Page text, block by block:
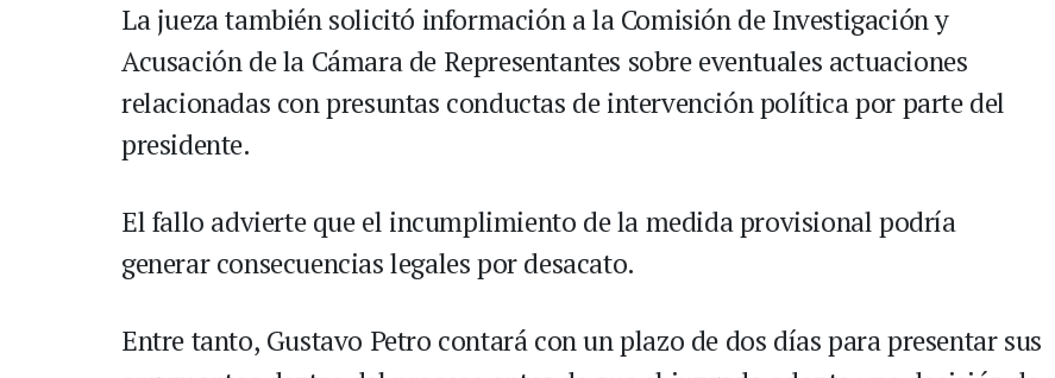
La jueza también solicitó información a la Comisión de Investigación y
Acusación de la Cámara de Representantes sobre eventuales actuaciones
relacionadas con presuntas conductas de intervención política por parte del
presidente.
El fallo advierte que el incumplimiento de la medida provisional podría
generar consecuencias legales por desacato.
Entre tanto, Gustavo Petro contará con un plazo de dos días para presentar sus